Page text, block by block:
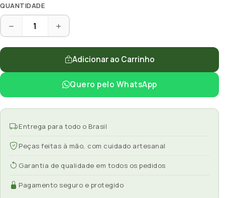
QUANTIDADE
Adicionar ao Carrinho
Quero pelo WhatsApp
Entrega para todo o Brasil
Peças feitas à mão, com cuidado artesanal
Garantia de qualidade em todos os pedidos
Pagamento seguro e protegido